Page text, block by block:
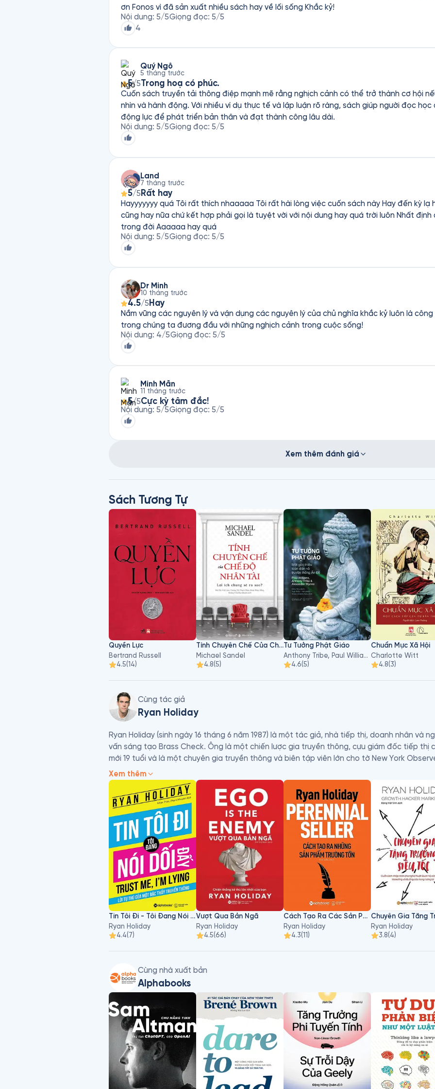
ơn Fonos vì đã sản xuất nhiều sách hay về lối sống Khắc kỷ!
Nội dung: 5/5Giọng đọc: 5/5
4
Quý Ngô
5 tháng trước
5/5Trong hoạ có phúc.
Cuốn sách truyền tải thông điệp mạnh mẽ rằng nghịch cảnh có thể trở thành cơ hội
nhìn và hành động. Với nhiều ví dụ thực tế và lập luận rõ ràng, sách giúp người đọc
động lực để phát triển bản thân và đạt thành công lâu dài.
Nội dung: 5/5Giọng đọc: 5/5
Land
7 tháng trước
5/5 Rất hay
Hayyyyyyy quá Tôi rất thích nhaaaaa Tôi rất hài lòng việc cuốn sách này Hay đến kỳ lạ hay quá đi à giọng đọc
cũng hay nữa chứ kết hợp phải gọi là tuyệt vời với nội dung hay quá trời luôn Nhất định
trong đời Aaaaaa hay quá
Nội dung: 5/5Giọng đọc: 5/5
Dr Minh
10 tháng trước
4.5/5 Hay
Nắm vững các nguyên lý và vận dụng các nguyên lý của chủ nghĩa khắc kỷ luôn là
trong chúng ta đương đầu với những nghịch cảnh trong cuộc sống!
Nội dung: 4/5Giọng đọc: 5/5
Minh Mẫn
11 tháng trước
5/5Cực kỳ tâm đắc!
Nội dung: 5/5Giọng đọc: 5/5
Xem thêm đánh giá
Sách Tương Tự
Quyền Lực
Bertrand Russell
4.5(14)
Tính Chuyên Chế Của Chế Độ Nhân Tài: Lợi Ích Chung Sẽ Ra Sao?
Michael Sandel
4.8(5)
Tư Tưởng Phật Giáo
Anthony Tribe, Paul Williams, Alexander Wynne
4.6(5)
Chuẩn Mực Xã Hội
Charlotte Witt
4.8(3)
Cùng tác giả
Ryan Holiday
Ryan Holiday (sinh ngày 16 tháng 6 năm 1987) là một tác giả, nhà tiếp thị, doanh nhân và
vấn sáng tạo Brass Check. Ông là một chiến lược gia truyền thông, cựu giám đốc tiếp thị
mới 19 tuổi và là một chuyên gia truyền thông và biên tập viên lớn cho tờ New York
Vào 2012, cuốn sách đầu tiên của ông: Hãy Tin Tôi, Tôi Đang Nói Dối : Lời Thú Tội Của Một
Truyền Thông đã được phát hành. Cuốn sách cố gắng phơi bày những lỗ hổng trong hệ
tại và lập danh mục khai thác của tác giả về chúng. Nó đã ra mắt trong danh sách bán
Journal. Ông còn là tác giả của một số cuốn sách bán chạy nhất (best-seller) như The
Enemy, Growth Hacker Marketing, và Perennial Seller, cùng một số cuốn khác trong nhiều
được dịch sang 28 ngôn ngữ.
Xem thêm
Tin Tôi Đi - Tôi Đang Nói Dối Đấy
Ryan Holiday
4.4(7)
Vượt Qua Bản Ngã
Ryan Holiday
4.5(66)
Cách Tạo Ra Các Sản Phẩm Trường Tồn
Ryan Holiday
4.3(11)
Ryan Holiday
3.8(4)
Cùng nhà xuất bản
Alphabooks